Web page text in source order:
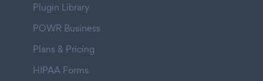
Plugin Library
POWR Business
Plans & Pricing
HIPAA Forms